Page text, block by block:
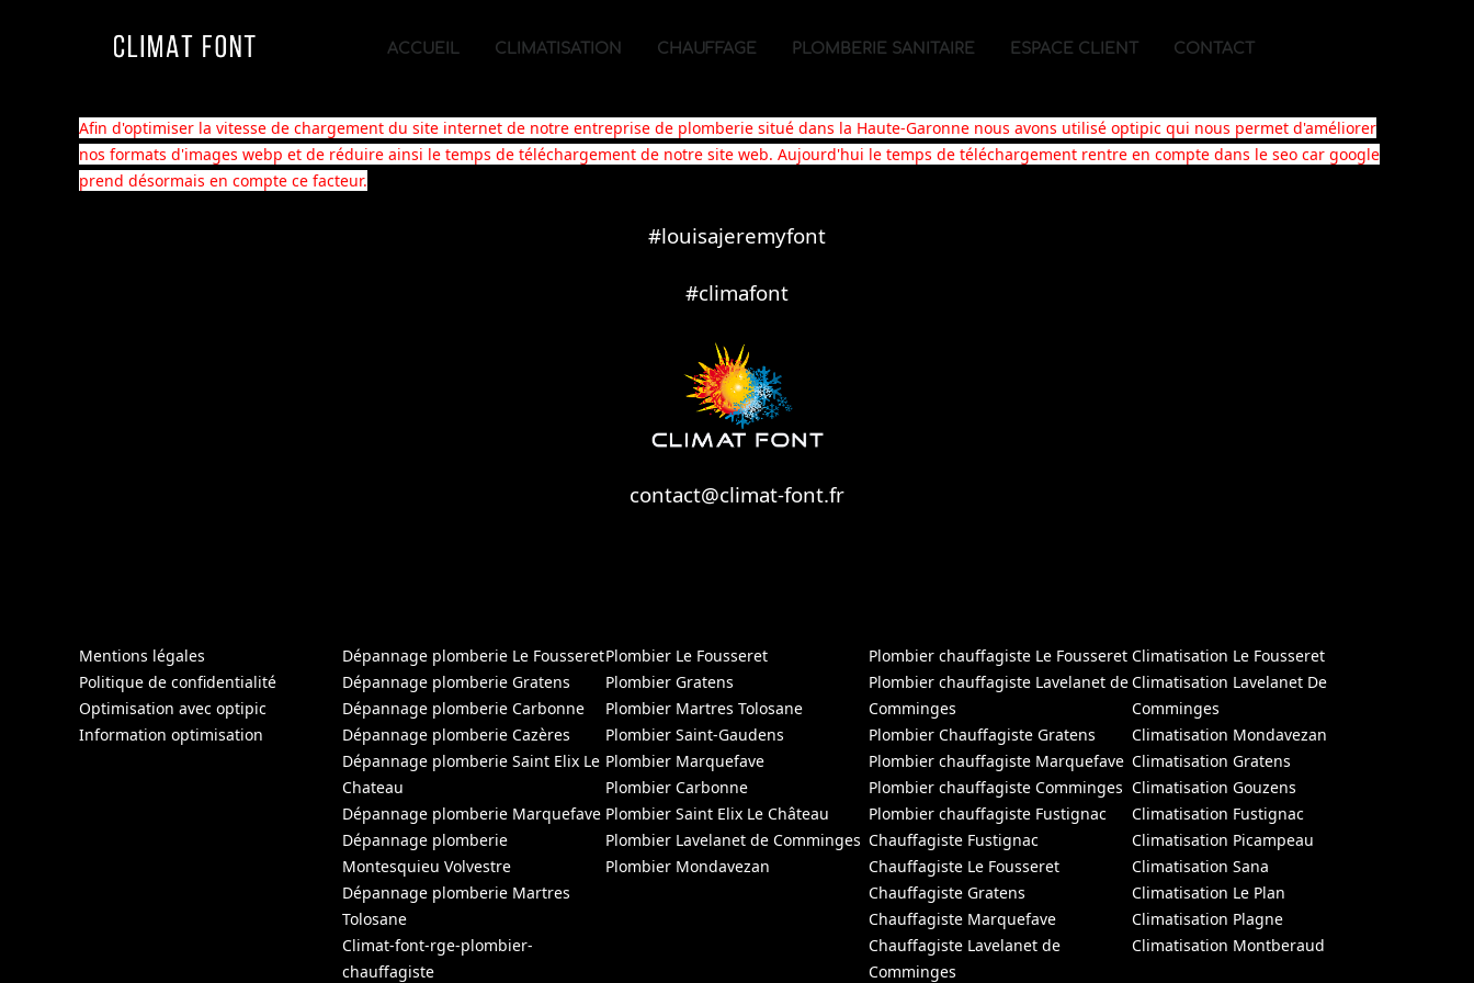
ACCUEIL CLIMATISATION CHAUFFAGE PLOMBERIE SANITAIRE ESPACE CLIENT CONTACT
Afin d'optimiser la vitesse de chargement du site internet de notre entreprise de plomberie situé dans la Haute-Garonne nous avons utilisé optipic qui nous permet d'améliorer
nos formats d'images webp et de réduire ainsi le temps de téléchargement de notre site web. Aujourd'hui le temps de téléchargement rentre en compte dans le seo car google
prend désormais en compte ce facteur.
#louisajeremyfont
#climafont
contact@climat-font.fr
Mentions légales
Politique de confidentialité
Optimisation avec optipic
Information optimisation
Dépannage plomberie Le Fousseret
Dépannage plomberie Gratens
Dépannage plomberie Carbonne
Dépannage plomberie Cazères
Dépannage plomberie Saint Elix Le
Chateau
Dépannage plomberie Marquefave
Dépannage plomberie
Montesquieu Volvestre
Dépannage plomberie Martres
Tolosane
Climat-font-rge-plombier-
chauffagiste
Plombier Le Fousseret
Plombier Gratens
Plombier Martres Tolosane
Plombier Saint-Gaudens
Plombier Marquefave
Plombier Carbonne
Plombier Saint Elix Le Château
Plombier Lavelanet de Comminges
Plombier Mondavezan
Plombier chauffagiste Le Fousseret
Plombier chauffagiste Lavelanet de
Comminges
Plombier Chauffagiste Gratens
Plombier chauffagiste Marquefave
Plombier chauffagiste Comminges
Plombier chauffagiste Fustignac
Chauffagiste Fustignac
Chauffagiste Le Fousseret
Chauffagiste Gratens
Chauffagiste Marquefave
Chauffagiste Lavelanet de
Comminges
Climatisation Le Fousseret
Climatisation Lavelanet De
Comminges
Climatisation Mondavezan
Climatisation Gratens
Climatisation Gouzens
Climatisation Fustignac
Climatisation Picampeau
Climatisation Sana
Climatisation Le Plan
Climatisation Plagne
Climatisation Montberaud